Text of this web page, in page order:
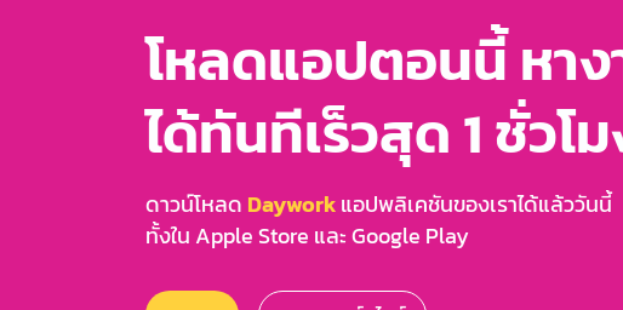
โหลดแอปตอนนี้ หาง
ได้ทันทีเร็วสุด 1 ชั่วโ
ดาวน์โหลด Dayworkแอปพลิเคชันของเราได้แล้ววันนี้
ทั้งใน Apple Store และ Google Play